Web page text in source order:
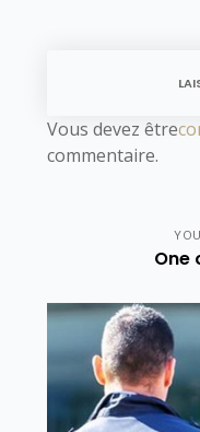
Vous devez être
commentaire.
One